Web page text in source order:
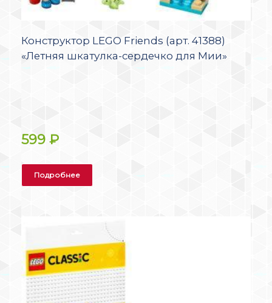
Конструктор LEGO Friends (арт. 41388)
«Летняя шкатулка-сердечко для Мии»
599 ₽
Подробнее